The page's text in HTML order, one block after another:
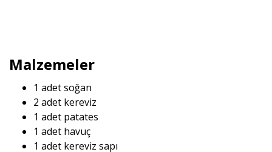
Malzemeler
1 adet soğan
2 adet kereviz
1 adet patates
1 adet havuç
1 adet kereviz sapı